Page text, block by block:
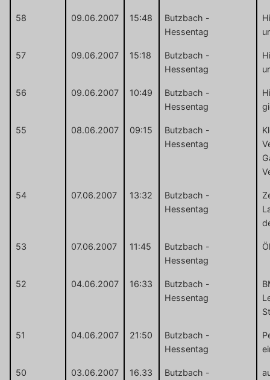
58 09.06.2007 15:48
Butzbach -
Hessentag
57 09.06.2007 15:18
Butzbach -
Hessentag
56 09.06.2007 10:49
Butzbach -
Hessentag
55 08.06.2007 09:15
Butzbach -
Hessentag
54 07.06.2007 13:32
Butzbach -
Hessentag
53 07.06.2007 11:45
Butzbach -
Hessentag
52 04.06.2007 16:33
Butzbach -
Hessentag
51 04.06.2007 21:50
Butzbach -
Hessentag
50 03.06.2007 16.33
Butzbach -